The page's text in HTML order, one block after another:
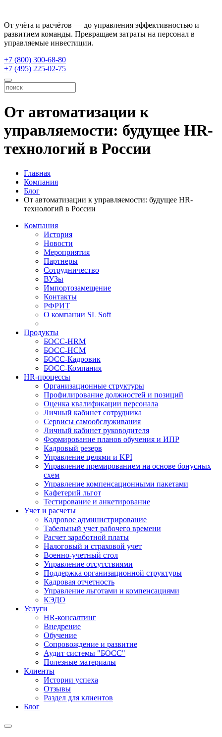
От учёта и расчётов — до управления эффективностью и
развитием команды. Превращаем затраты на персонал в
управляемые инвестиции.
+7 (800) 300-68-80
+7 (495) 225-02-75
От автоматизации к
управляемости: будущее HR-
технологий в России
Главная
Компания
Блог
От автоматизации к управляемости: будущее HR-
технологий в России
Компания
История
Новости
Мероприятия
Партнеры
Сотрудничество
ВУЗы
Импортозамещение
Контакты
РФРИТ
О компании SL Soft
Продукты
БОСС-HRM
БОСС-HCM
БОСС-Кадровик
БОСС-Компания
HR-процессы
Организационные структуры
Профилирование должностей и позиций
Оценка квалификации персонала
Личный кабинет сотрудника
Сервисы самообслуживания
Личный кабинет руководителя
Формирование планов обучения и ИПР
Кадровый резерв
Управление целями и KPI
Управление премированием на основе бонусных
схем
Управление компенсационными пакетами
Кафетерий льгот
Тестирование и анкетирование
Учет и расчеты
Кадровое администрирование
Табельный учет рабочего времени
Расчет заработной платы
Налоговый и страховой учет
Военно-учетный стол
Управление отсутствиями
Поддержка организационной структуры
Кадровая отчетность
Управление льготами и компенсациями
КЭДО
Услуги
HR-консалтинг
Внедрение
Обучение
Сопровождение и развитие
Аудит системы "БОСС"
Полезные материалы
Клиенты
Истории успеха
Отзывы
Раздел для клиентов
Блог